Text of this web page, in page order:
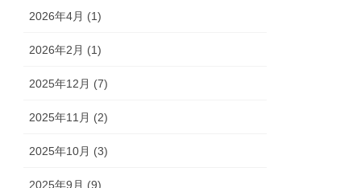
2026年4月 (1)
2026年2月 (1)
2025年12月 (7)
2025年11月 (2)
2025年10月 (3)
2025年9月 (9)